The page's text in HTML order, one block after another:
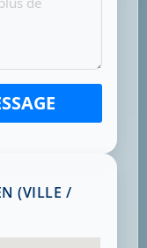
(VILLE /